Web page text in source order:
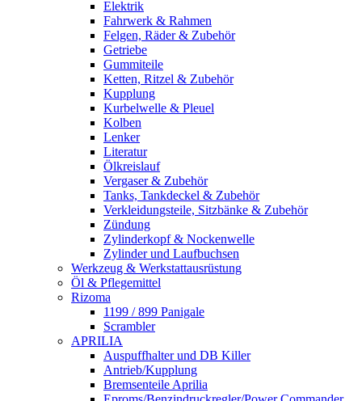
Elektrik
Fahrwerk & Rahmen
Felgen, Räder & Zubehör
Getriebe
Gummiteile
Ketten, Ritzel & Zubehör
Kupplung
Kurbelwelle & Pleuel
Kolben
Lenker
Literatur
Ölkreislauf
Vergaser & Zubehör
Tanks, Tankdeckel & Zubehör
Verkleidungsteile, Sitzbänke & Zubehör
Zündung
Zylinderkopf & Nockenwelle
Zylinder und Laufbuchsen
Werkzeug & Werkstattausrüstung
Öl & Pflegemittel
Rizoma
1199 / 899 Panigale
Scrambler
APRILIA
Auspuffhalter und DB Killer
Antrieb/Kupplung
Bremsenteile Aprilia